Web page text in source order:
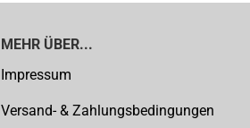
MEHR ÜBER...
Impressum
Versand- & Zahlungsbedingungen